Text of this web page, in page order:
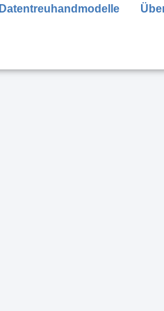
Datentreuhandmodelle